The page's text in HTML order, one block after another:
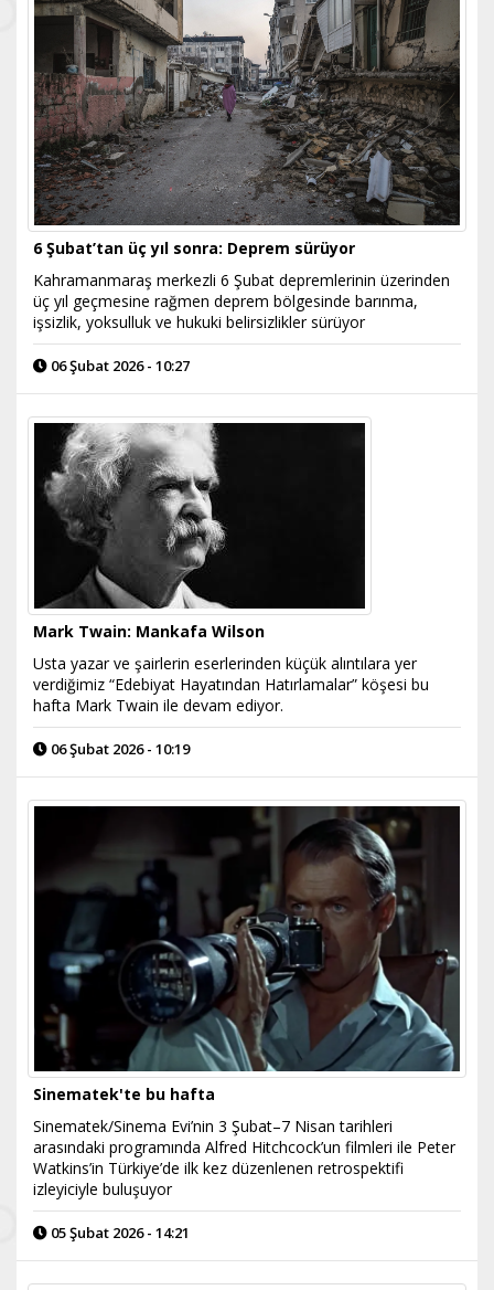
6 Şubat’tan üç yıl sonra: Deprem sürüyor
Kahramanmaraş merkezli 6 Şubat depremlerinin üzerinden
üç yıl geçmesine rağmen deprem bölgesinde barınma,
işsizlik, yoksulluk ve hukuki belirsizlikler sürüyor
06 Şubat 2026 - 10:27
Mark Twain: Mankafa Wilson
Usta yazar ve şairlerin eserlerinden küçük alıntılara yer
verdiğimiz “Edebiyat Hayatından Hatırlamalar” köşesi bu
hafta Mark Twain ile devam ediyor.
06 Şubat 2026 - 10:19
Sinematek'te bu hafta
Sinematek/Sinema Evi’nin 3 Şubat–7 Nisan tarihleri
arasındaki programında Alfred Hitchcock’un filmleri ile Peter
Watkins’in Türkiye’de ilk kez düzenlenen retrospektifi
izleyiciyle buluşuyor
05 Şubat 2026 - 14:21